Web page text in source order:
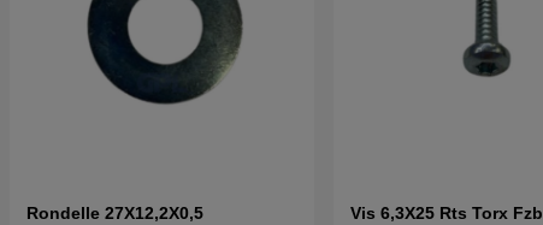
Rondelle 27X12,2X0,5 Vis 6,3X25 Rts Torx Fzb